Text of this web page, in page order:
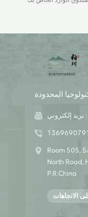
المحدودة
بريد إلكتروني :
Room 505,
North Road,
P.R.China
الاتجاهات